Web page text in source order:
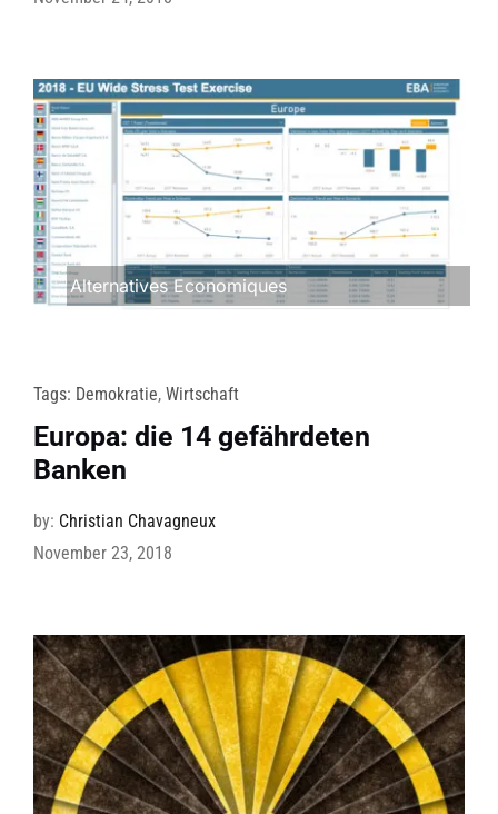
Alternatives Economiques
Tags: Demokratie, Wirtschaft
Europa: die 14 gefährdeten
Banken
by: Christian Chavagneux
November 23, 2018